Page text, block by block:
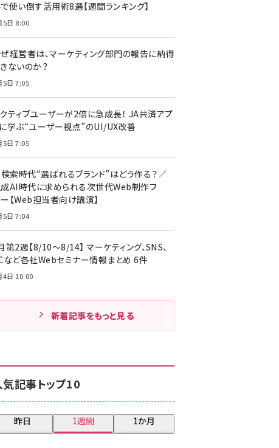
使い倒す活用術8選【週間ランキング】
5日 8:00
経営者は、マーケティング部門の報告に納得
ないのか？
5日 7:05
ティブユーザーが2倍に急成長！ JA共済アプ
学ぶ“ユーザー視点”のUI/UX改善
5日 7:05
索時代“選ばれるブランド”はどう作る？／
AI時代に求められる次世代Web制作フ
【Web担当者向け講演】
5日 7:04
第2週【8/10～8/14】 マーケティング、SNS、
など各社Webセミナー情報まとめ 6件
4日 10:00
新着記事をもっと見る
気記事トップ10
昨日 1週間 1か月